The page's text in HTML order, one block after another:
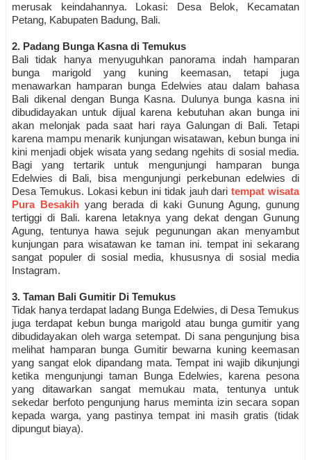
merusak keindahannya. Lokasi: Desa Belok, Kecamatan
Petang, Kabupaten Badung, Bali.
2. Padang Bunga Kasna di Temukus
Bali tidak hanya menyuguhkan panorama indah hamparan
bunga marigold yang kuning keemasan, tetapi juga
menawarkan hamparan bunga Edelwies atau dalam bahasa
Bali dikenal dengan Bunga Kasna. Dulunya bunga kasna ini
dibudidayakan untuk dijual karena kebutuhan akan bunga ini
akan melonjak pada saat hari raya Galungan di Bali. Tetapi
karena mampu menarik kunjungan wisatawan, kebun bunga ini
kini menjadi objek wisata yang sedang ngehits di sosial media.
Bagi yang tertarik untuk mengunjungi hamparan bunga
Edelwies di Bali, bisa mengunjungi perkebunan edelwies di
Desa Temukus. Lokasi kebun ini tidak jauh daritempat wisata
Pura Besakih yang berada di kaki Gunung Agung, gunung
tertiggi di Bali. karena letaknya yang dekat dengan Gunung
Agung, tentunya hawa sejuk pegunungan akan menyambut
kunjungan para wisatawan ke taman ini. tempat ini sekarang
sangat populer di sosial media, khususnya di sosial media
Instagram.
3. Taman Bali Gumitir Di Temukus
Tidak hanya terdapat ladang Bunga Edelwies, di Desa Temukus
juga terdapat kebun bunga marigold atau bunga gumitir yang
dibudidayakan oleh warga setempat. Di sana pengunjung bisa
melihat hamparan bunga Gumitir bewarna kuning keemasan
yang sangat elok dipandang mata. Tempat ini wajib dikunjungi
ketika mengunjungi taman Bunga Edelwies, karena pesona
yang ditawarkan sangat memukau mata, tentunya untuk
sekedar berfoto pengunjung harus meminta izin secara sopan
kepada warga, yang pastinya tempat ini masih gratis (tidak
dipungut biaya).